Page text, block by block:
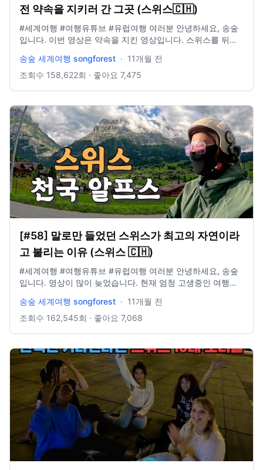
전 약속을 지키러 간 그곳 (스위스🇨🇭)
#세계여행 #여행유튜브 #유럽여행 여러분 안녕하세요, 송숲
입니다. 이번 영상은 약속을 지킨 영상입니다. 스위스를 뒤로
늘도 영상 봐주셔서 감사드리고, 오늘도 행복한 하루 보내시길
바랍니다. 오늘도 사랑합니다. 비즈니스 이메일:
GoPro12 black, Iphone 13 드론: DJI Mini Pro3
송숲 세계여행 songforest · 11개월 전
조회수 158,622회 · 좋아요 7,475
[#58] 말로만 들었던 스위스가 최고의 자연이라
고 불리는 이유 (스위스 🇨🇭)
#세계여행 #여행유튜브 #유럽여행 여러분 안녕하세요, 송숲
입니다. 영상이 많이 늦었습니다. 현재 엄청 고생중인 여행을
셔서 감사드리고, 오늘도 행복한 하루 보내시길 바랍니다. 오
늘도 사랑합니다. 비즈니스 이메일: biz@companyboat.com
Mini Pro3
송숲 세계여행 songforest · 11개월 전
조회수 162,545회 · 좋아요 7,068